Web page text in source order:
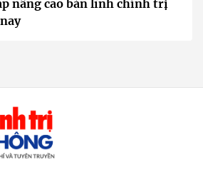
nâng cao bản lĩnh chính trị